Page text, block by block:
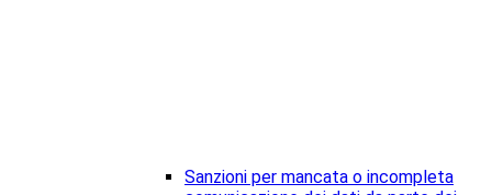
Sanzioni per mancata o incompleta